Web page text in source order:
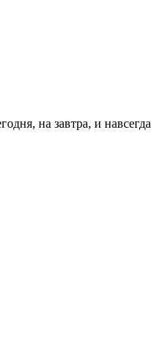
на завтра, и навсегда